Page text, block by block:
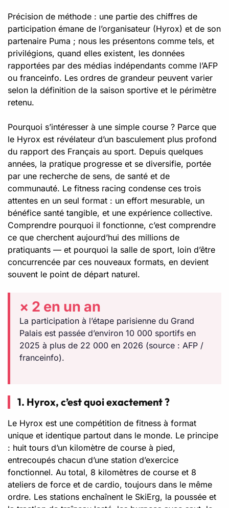
Précision de méthode : une partie des chiffres de
participation émane de l’organisateur (Hyrox) et de son
partenaire Puma ; nous les présentons comme tels, et
privilégions, quand elles existent, les données
rapportées par des médias indépendants comme l’AFP
ou franceinfo. Les ordres de grandeur peuvent varier
selon la définition de la saison sportive et le périmètre
retenu.
Pourquoi s’intéresser à une simple course ? Parce que
le Hyrox est révélateur d’un basculement plus profond
du rapport des Français au sport. Depuis quelques
années, la pratique progresse et se diversifie, portée
par une recherche de sens, de santé et de
communauté. Le fitness racing condense ces trois
attentes en un seul format : un effort mesurable, un
bénéfice santé tangible, et une expérience collective.
Comprendre pourquoi il fonctionne, c’est comprendre
ce que cherchent aujourd’hui des millions de
pratiquants — et pourquoi la salle de sport, loin d’être
concurrencée par ces nouveaux formats, en devient
souvent le point de départ naturel.
× 2 en un an
La participation à l’étape parisienne du Grand
Palais est passée d’environ 10 000 sportifs en
2025 à plus de 22 000 en 2026 (source : AFP /
franceinfo).
1. Hyrox, c’est quoi exactement ?
Le Hyrox est une compétition de fitness à format
unique et identique partout dans le monde. Le principe
: huit tours d’un kilomètre de course à pied,
entrecoupés chacun d’une station d’exercice
fonctionnel. Au total, 8 kilomètres de course et 8
ateliers de force et de cardio, toujours dans le même
ordre. Les stations enchaînent le SkiErg, la poussée et